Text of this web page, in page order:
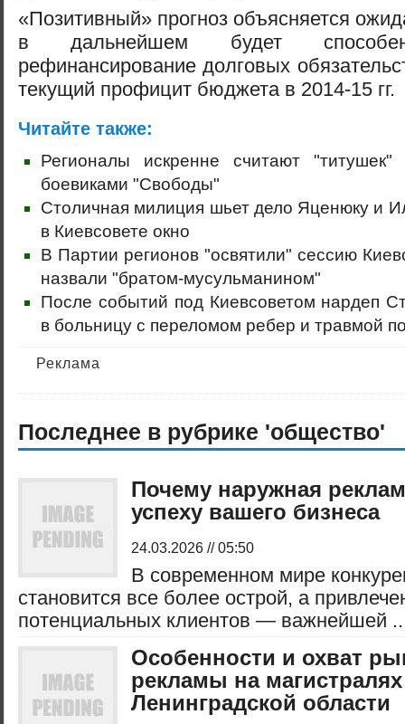
«Позитивный» прогноз объясняется
в дальнейшем будет способен
рефинансирование долговых
текущий профицит бюджета в 2014-15 гг.
Читайте также:
Регионалы искренне считают "титушек"
боевиками "Свободы"
Столичная милиция шьет дело Яценюку и
в Киевсовете окно
В Партии регионов "освятили" сессию
назвали "братом-мусульманином"
После событий под Киевсоветом нардеп
в больницу с переломом ребер и травмой
Реклама
Последнее в рубрике 'общество'
Почему наружная
успеху вашего бизнеса
24.03.2026 // 05:50
В современном мире
становится все более острой, а
потенциальных клиентов — важнейшей
Особенности и охват
рекламы на магистралях
Ленинградской области